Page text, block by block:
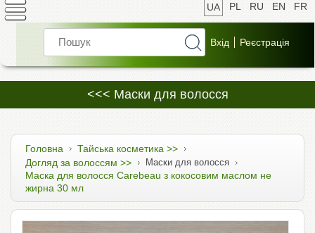
UA
PL RU EN FR
<<< Маски для волосся
Головна
Тайська косметика >>
Догляд за волоссям >>
Маски для волосся
Маска для волосся Carebeau з кокосовим маслом не
жирна 30 мл